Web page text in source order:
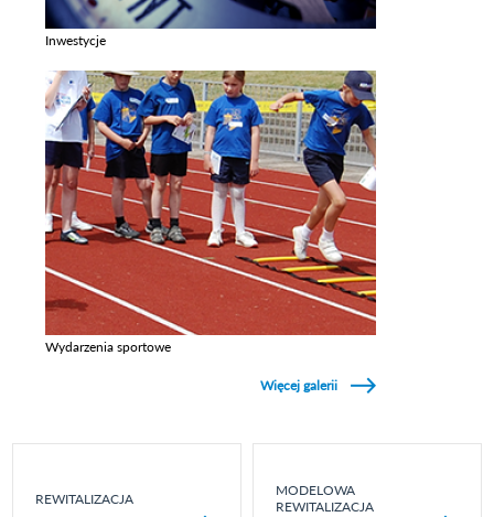
Inwestycje
Wydarzenia sportowe
Więcej galerii
REWITALIZACJA
MODELOWA
REWITALIZACJA